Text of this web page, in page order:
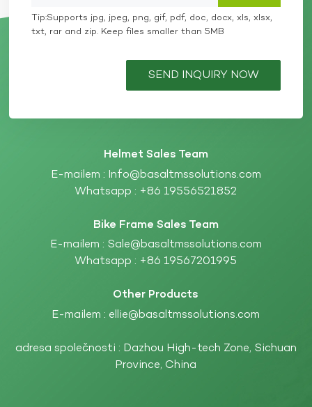
Tip:Supports jpg, jpeg, png, gif, pdf, doc, docx, xls, xlsx,
txt, rar and zip. Keep files smaller than 5MB
SEND INQUIRY NOW
Helmet Sales Team
E-mailem : Info@basaltmssolutions.com
Whatsapp : +86 19556521852
Bike Frame Sales Team
E-mailem : Sale@basaltmssolutions.com
Whatsapp : +86 19567201995
Other Products
E-mailem : ellie@basaltmssolutions.com
adresa společnosti : Dazhou High-tech Zone, Sichuan
Province, China